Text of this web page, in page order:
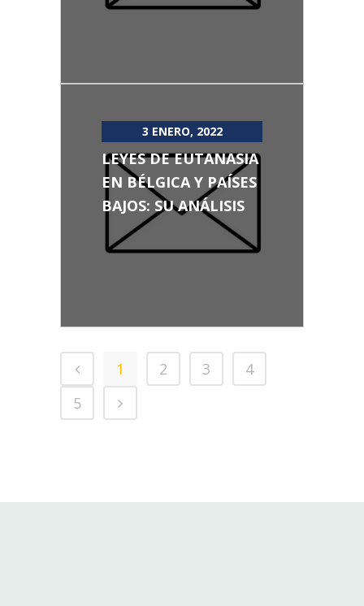
3 ENERO, 2022
LEYES DE EUTANASIA
EN BÉLGICA Y PAÍSES
BAJOS: SU ANÁLISIS
1 2 3
4
5